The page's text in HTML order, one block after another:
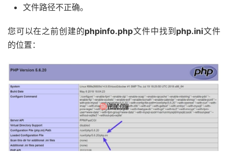
文件路径不正确。
您可以在之前创建的phpinfo.php文件中找到 php.ini文件
的位置：